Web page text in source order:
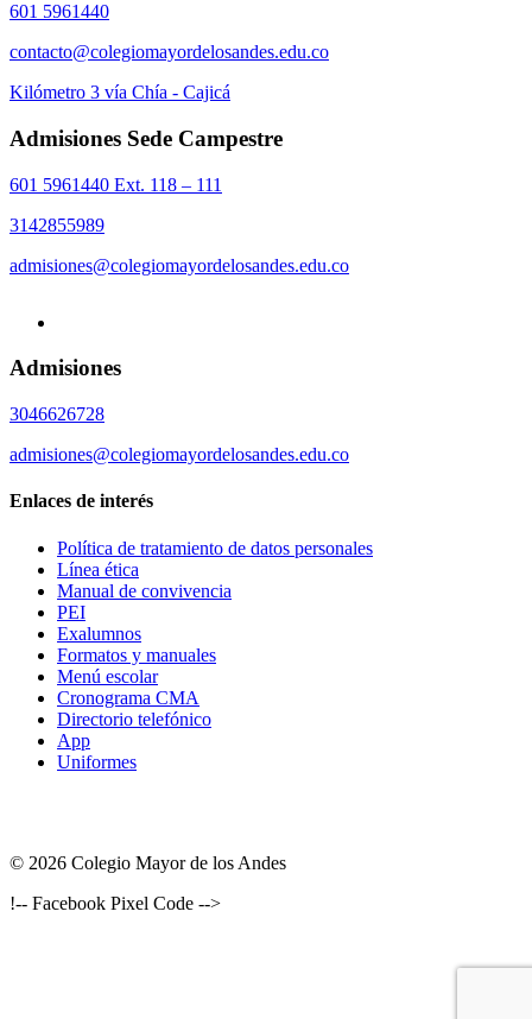
601 5961440
contacto@colegiomayordelosandes.edu.co
Kilómetro 3 vía Chía - Cajicá
Admisiones Sede Campestre
601 5961440 Ext. 118 – 111
3142855989
admisiones@colegiomayordelosandes.edu.co
Admisiones
3046626728
admisiones@colegiomayordelosandes.edu.co
Enlaces de interés
Política de tratamiento de datos personales
Línea ética
Manual de convivencia
PEI
Exalumnos
Formatos y manuales
Menú escolar
Cronograma CMA
Directorio telefónico
App
Uniformes
© 2026 Colegio Mayor de los Andes
!-- Facebook Pixel Code -->